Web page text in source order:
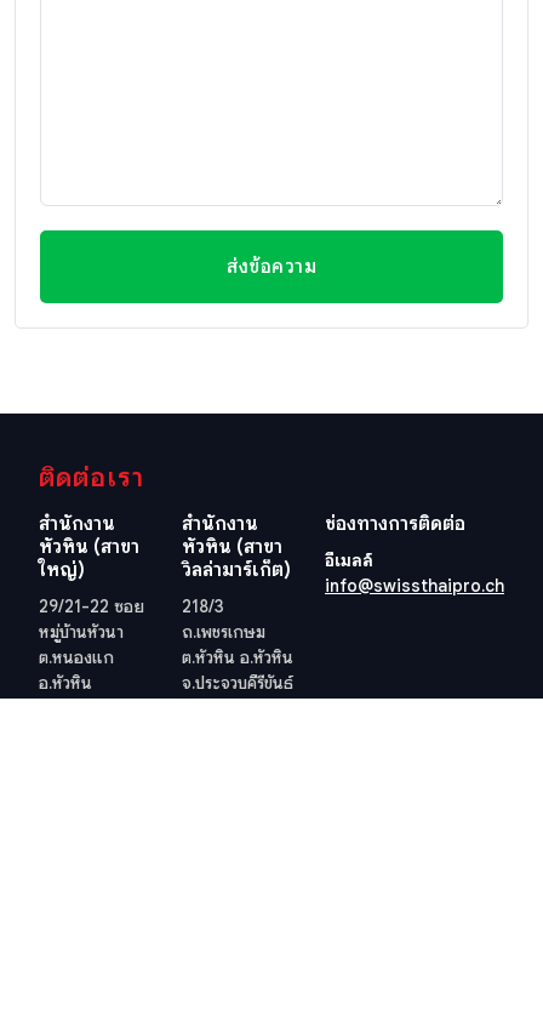
ส่งข้อความ
ติดต่อเรา
สำนักงาน
หัวหิน (สาขา
ใหญ่)
29/21-22 ซอย
หมู่บ้านหัวนา
ต.หนองแก
อ.หัวหิน
สำนักงาน
หัวหิน (สาขา
วิลล่ามาร์เก็ต)
218/3
ถ.เพชรเกษม
ต.หัวหิน อ.หัวหิน
จ.ประจวบคีรีขันธ์
ช่องทางการติดต่อ
อีเมลล์
info@swissthaipro.ch